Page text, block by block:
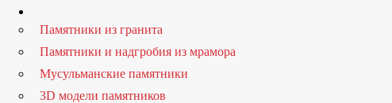
Памятники из гранита
Памятники и надгробия из мрамора
Мусульманские памятники
3D модели памятников